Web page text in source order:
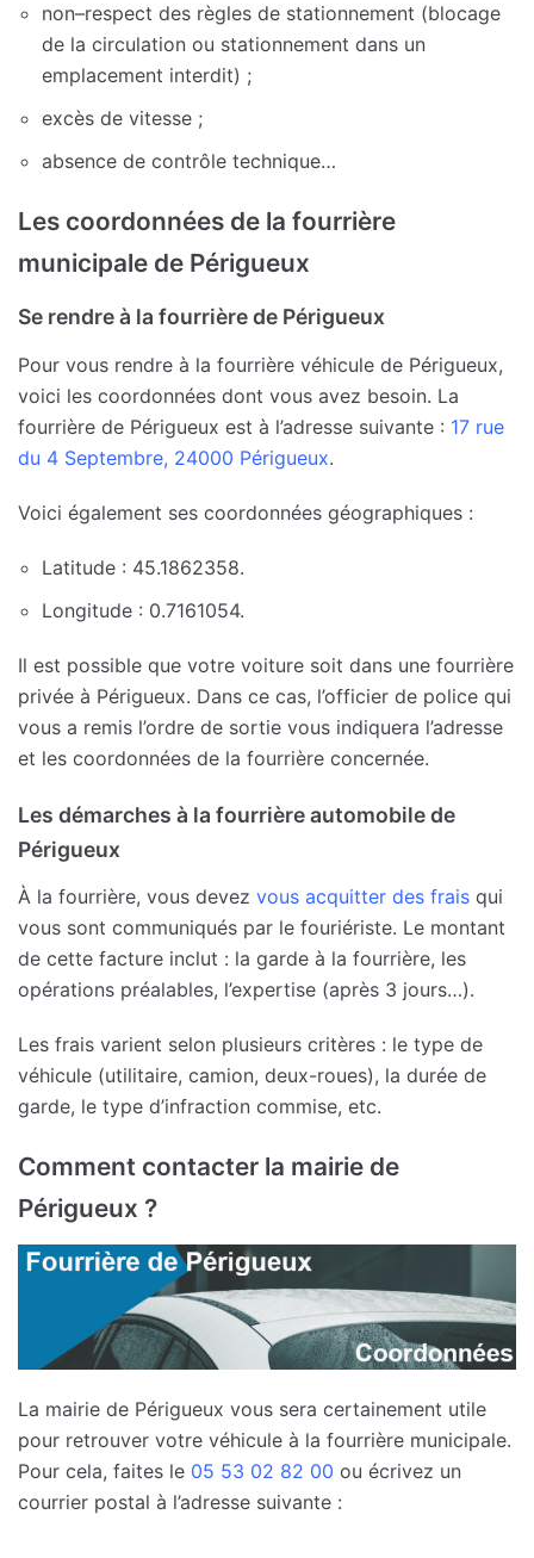
non–respect des règles de stationnement (blocage
de la circulation ou stationnement dans un
emplacement interdit) ;
excès de vitesse ;
absence de contrôle technique…
Les coordonnées de la fourrière
municipale de Périgueux
Se rendre à la fourrière de Périgueux
Pour vous rendre à la fourrière véhicule de Périgueux,
voici les coordonnées dont vous avez besoin. La
fourrière de Périgueux est à l’adresse suivante : 17 rue
du 4 Septembre, 24000 Périgueux.
Voici également ses coordonnées géographiques :
Latitude : 45.1862358.
Longitude : 0.7161054.
Il est possible que votre voiture soit dans une fourrière
privée à Périgueux. Dans ce cas, l’officier de police qui
vous a remis l’ordre de sortie vous indiquera l’adresse
et les coordonnées de la fourrière concernée.
Les démarches à la fourrière automobile de
Périgueux
À la fourrière, vous devez vous acquitter des frais qui
vous sont communiqués par le fouriériste. Le montant
de cette facture inclut : la garde à la fourrière, les
opérations préalables, l’expertise (après 3 jours…).
Les frais varient selon plusieurs critères : le type de
véhicule (utilitaire, camion, deux-roues), la durée de
garde, le type d’infraction commise, etc.
Comment contacter la mairie de
Périgueux ?
La mairie de Périgueux vous sera certainement utile
pour retrouver votre véhicule à la fourrière municipale.
Pour cela, faites le 05 53 02 82 00 ou écrivez un
courrier postal à l’adresse suivante :